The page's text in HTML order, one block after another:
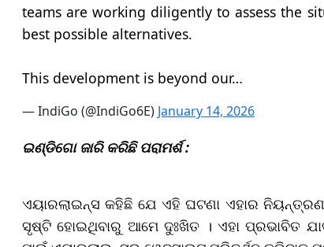
teams are working diligently to assess the
best possible alternatives.
This development is beyond our…
— IndiGo (@IndiGo6E) January 14, 2026
ଇଣ୍ଡିଗୋ ଜାରି କରିଛି ପରାମର୍ଶ :
ଏୟାରଲାଇନ୍ସ କହିଛି ଯେ ଏହି ଘଟଣା ଏହାର ନିୟନ୍ତ୍ରଣ
ସୃଷ୍ଟି ହୋଇଥିବାରୁ ଆମେ ଦୁଃଖିତ । ଏହା ପ୍ରଭାବିତ